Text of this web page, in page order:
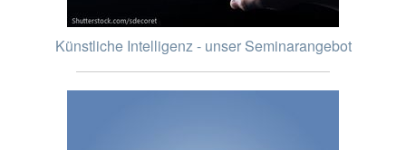
Künstliche Intelligenz - unser Seminarangebot